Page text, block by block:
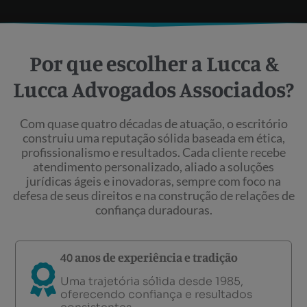
Por que escolher a Lucca &
Lucca Advogados Associados?
Com quase quatro décadas de atuação, o escritório
construiu uma reputação sólida baseada em ética,
profissionalismo e resultados. Cada cliente recebe
atendimento personalizado, aliado a soluções
jurídicas ágeis e inovadoras, sempre com foco na
defesa de seus direitos e na construção de relações de
confiança duradouras.
40 anos de experiência e tradição
Uma trajetória sólida desde 1985,
oferecendo confiança e resultados